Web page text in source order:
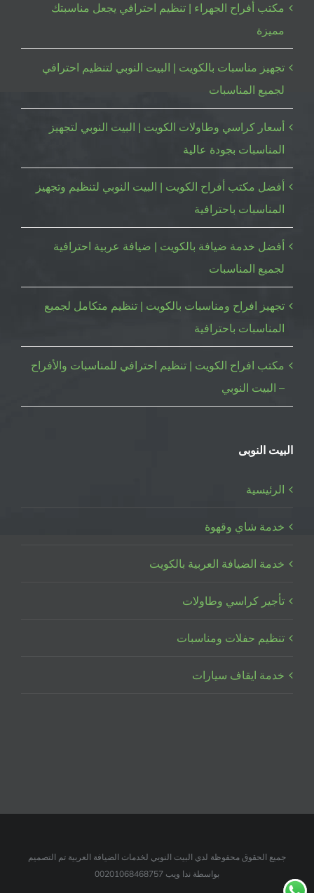
مكتب أفراح الجهراء | تنظيم احترافي يجعل مناسبتك
مميزة
تجهيز مناسبات بالكويت | البيت النوبي لتنظيم احترافي
لجميع المناسبات
أسعار كراسي وطاولات الكويت | البيت النوبي لتجهيز
المناسبات بجودة عالية
أفضل مكتب أفراح الكويت | البيت النوبي لتنظيم وتجهيز
المناسبات باحترافية
أفضل خدمة ضيافة بالكويت | ضيافة عربية احترافية
لجميع المناسبات
تجهيز افراح ومناسبات بالكويت | تنظيم متكامل لجميع
المناسبات باحترافية
مكتب افراح الكويت | تنظيم احترافي للمناسبات والأفراح
– البيت النوبي
البيت النوبى
الرئيسية
خدمة شاي وقهوة
خدمة الضيافة العربية بالكويت
تأجير كراسي وطاولات
تنظيم حفلات ومناسبات
خدمة ايقاف سيارات
جميع الحقوق محفوظة لدي البيت النوبي لخدمات الضيافة العربية تم التصميم
بواسطة ندا ويب 00201068468757